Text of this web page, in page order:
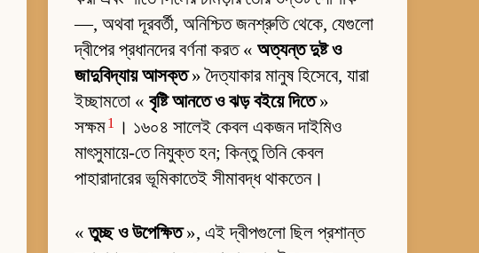
—, অথবা দূরবর্তী, অনিশ্চিত জনশ্রুতি থেকে, যেগুলো
দ্বীপের প্রধানদের বর্ণনা করত «অত্যন্ত দুষ্ট ও
জাদুবিদ্যায় আসক্ত» দৈত্যাকার মানুষ হিসেবে, যারা
ইচ্ছামতো «বৃষ্টি আনতে ও ঝড় বইয়ে দিতে»
সক্ষম1
। ১৬০৪ সালেই কেবল একজন দাইমিও
মাৎসুমায়ে-তে নিযুক্ত হন; কিন্তু তিনি কেবল
পাহারাদারের ভূমিকাতেই সীমাবদ্ধ থাকতেন।
«তুচ্ছ ও উপেক্ষিত», এই দ্বীপগুলো ছিল প্রশান্ত